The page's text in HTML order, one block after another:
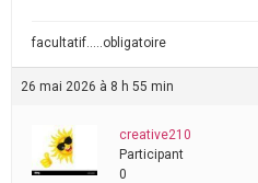
facultatif…..obligatoire
26 mai 2026 à 8 h 55 min
creative210
Participant
0